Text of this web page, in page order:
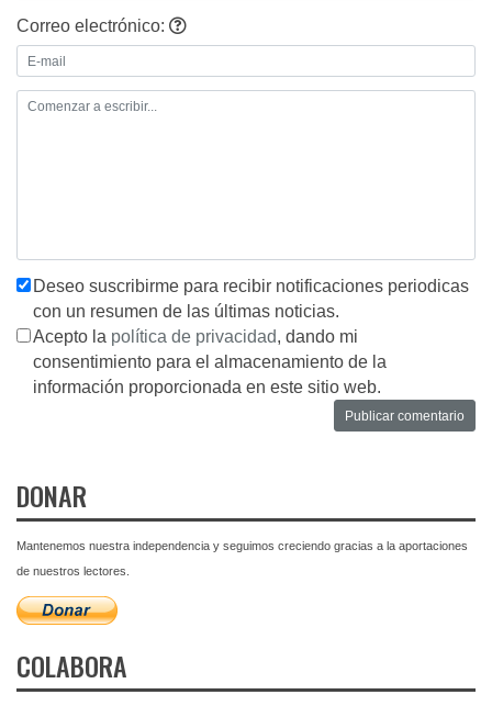
Correo electrónico:
Deseo suscribirme para recibir notificaciones periodicas
con un resumen de las últimas noticias.
Acepto la política de privacidad, dando mi
consentimiento para el almacenamiento de la
información proporcionada en este sitio web.
DONAR
Mantenemos nuestra independencia y seguimos creciendo gracias a la aportaciones
de nuestros lectores.
COLABORA